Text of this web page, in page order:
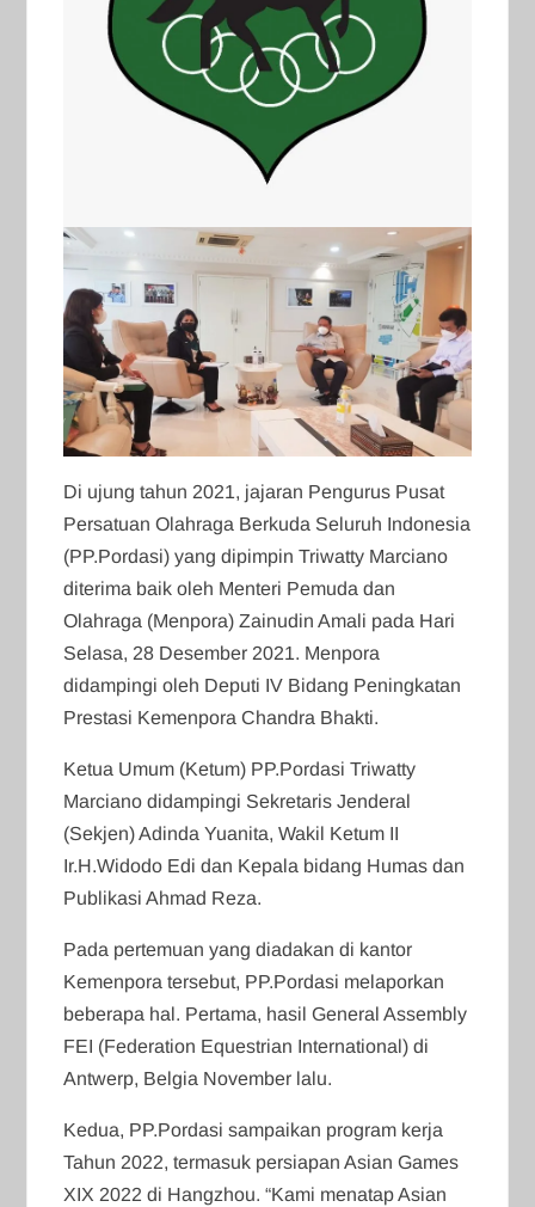
Di ujung tahun 2021, jajaran Pengurus Pusat
Persatuan Olahraga Berkuda Seluruh Indonesia
(PP.Pordasi) yang dipimpin Triwatty Marciano
diterima baik oleh Menteri Pemuda dan
Olahraga (Menpora) Zainudin Amali pada Hari
Selasa, 28 Desember 2021. Menpora
didampingi oleh Deputi IV Bidang Peningkatan
Prestasi Kemenpora Chandra Bhakti.
Ketua Umum (Ketum) PP.Pordasi Triwatty
Marciano didampingi Sekretaris Jenderal
(Sekjen) Adinda Yuanita, Wakil Ketum II
Ir.H.Widodo Edi dan Kepala bidang Humas dan
Publikasi Ahmad Reza.
Pada pertemuan yang diadakan di kantor
Kemenpora tersebut, PP.Pordasi melaporkan
beberapa hal. Pertama, hasil General Assembly
FEI (Federation Equestrian International) di
Antwerp, Belgia November lalu.
Kedua, PP.Pordasi sampaikan program kerja
Tahun 2022, termasuk persiapan Asian Games
XIX 2022 di Hangzhou. “Kami menatap Asian